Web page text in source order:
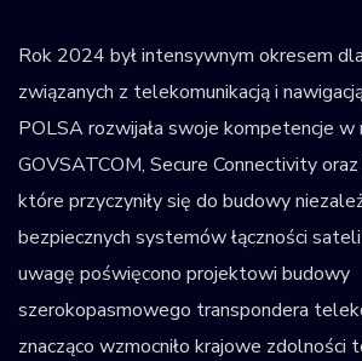
Rok 2024 był intensywnym okresem
związanych z telekomunikacją i
POLSA rozwijała swoje kompetencje w
GOVSATCOM, Secure Connectivity
które przyczyniły się do budowy
bezpiecznych systemów łączności
uwagę poświęcono projektowi budowy
szerokopasmowego transpondera
znacząco wzmocniło krajowe zdolności